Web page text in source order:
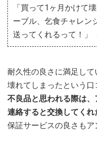
「買って1ヶ月かけて
ーブル、乞食チャレン
送ってくれるって！」
耐久性の良さに満足し
壊れてしまったという口
不良品と思われる際は
連絡すると交換してくれ
保証サービスの良さもア